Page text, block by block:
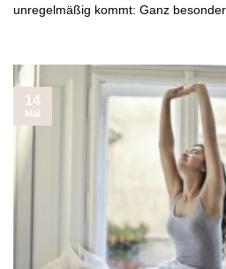
unregelmäßig kommt: Ganz
14
Mai